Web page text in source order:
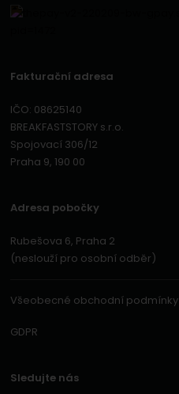
Fakturační adresa
IČO: 08625140
BREAKFASTSTORY s.r.o.
Spojovací 306/12
Praha 9, 190 00
Adresa pobočky
Rubešova 6, Praha 2
(neslouží pro osobní odběr)
Všeobecné obchodní podmínky
GDPR
Sledujte nás